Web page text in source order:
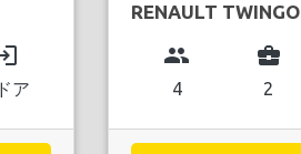
ア
RENAULT TWINGO
group
4
business_center
2